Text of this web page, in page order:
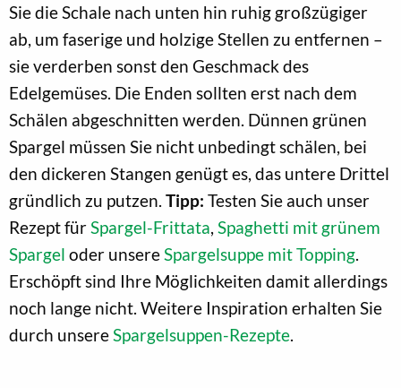
Sie die Schale nach unten hin ruhig großzügiger
ab, um faserige und holzige Stellen zu entfernen –
sie verderben sonst den Geschmack des
Edelgemüses. Die Enden sollten erst nach dem
Schälen abgeschnitten werden. Dünnen grünen
Spargel müssen Sie nicht unbedingt schälen, bei
den dickeren Stangen genügt es, das untere Drittel
gründlich zu putzen. Tipp: Testen Sie auch unser
Rezept fürSpargel-Frittata, Spaghetti mit grünem
Spargel oder unsereSpargelsuppe mit Topping.
Erschöpft sind Ihre Möglichkeiten damit allerdings
noch lange nicht. Weitere Inspiration erhalten Sie
durch unsereSpargelsuppen-Rezepte.